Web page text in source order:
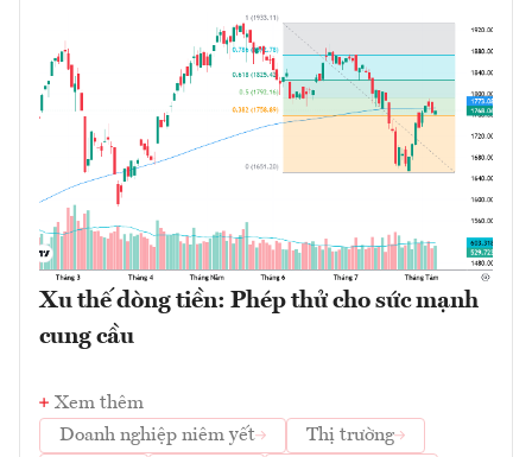
Xu thế dòng tiền: Phép thử cho sức mạnh
cung cầu
Xem thêm
Doanh nghiệp niêm yết
Thị trường